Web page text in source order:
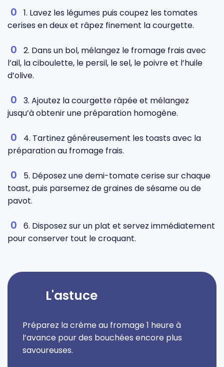
1. Lavez les légumes puis coupez les tomates
cerises en deux et râpez finement la courgette.
2. Dans un bol, mélangez le fromage frais avec
l’ail, la ciboulette, le persil, le sel, le poivre et l’huile
d’olive.
3. Ajoutez la courgette râpée et mélangez
jusqu’à obtenir une préparation homogène.
4. Tartinez généreusement les toasts avec la
préparation au fromage frais.
5. Déposez une demi-tomate cerise sur chaque
toast, puis parsemez de graines de sésame ou de
pavot.
6. Disposez sur un plat et servez immédiatement
pour conserver tout le croquant.
L'astuce
Préparez la crème au fromage 1 heure à
l’avance pour des bouchées encore plus
savoureuses.